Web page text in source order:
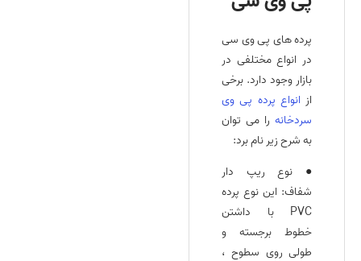
پرده های پی وی سی
در انواع مختلفی در
بازار وجود دارد. برخی
از انواع پرده پی وی
سردخانه را می‌ توان
به شرح زیر نام برد:
● نوع ریپ دار
شفاف: این نوع پرده
PVC با داشتن
خطوط برجسته و
طولی روی سطوح ،